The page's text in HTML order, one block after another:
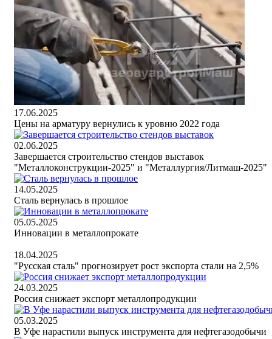
17.06.2025
Цены на арматуру вернулись к уровню 2022 года
02.06.2025
Завершается строительство стендов выставок
"Металлоконструкции-2025" и "Металлургия/Литмаш-2025"
14.05.2025
Сталь вернулась в прошлое
05.05.2025
Инновации в металлопрокате
18.04.2025
"Русская сталь" прогнозирует рост экспорта стали на 2,5%
24.03.2025
Россия снижает экспорт металлопродукции
05.03.2025
В Уфе нарастили выпуск инструмента для нефтегазодобычи